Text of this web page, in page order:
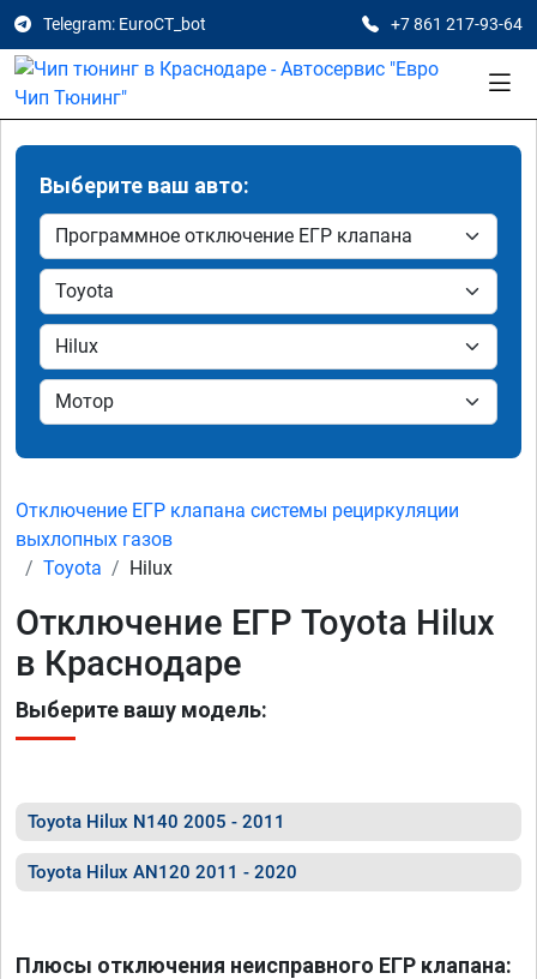
Telegram: EuroCT_bot +7 861 217-93-64
Выберите ваш авто:
Отключение ЕГР клапана системы рециркуляции
выхлопных газов
Toyota
Hilux
Отключение ЕГР Toyota Hilux
в Краснодаре
Выберите вашу модель:
Toyota Hilux N140 2005 - 2011
Toyota Hilux AN120 2011 - 2020
Плюсы отключения неисправного ЕГР клапана: